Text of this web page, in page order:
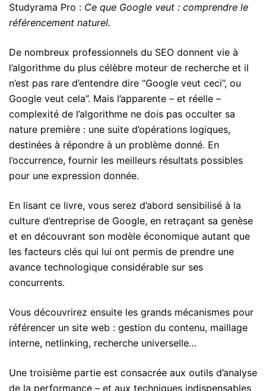
Studyrama Pro : Ce que Google veut : comprendre le
référencement naturel.
De nombreux professionnels du SEO donnent vie à
l’algorithme du plus célèbre moteur de recherche et il
n’est pas rare d’entendre dire “Google veut ceci”, ou
Google veut cela”. Mais l’apparente – et réelle –
complexité de l’algorithme ne dois pas occulter sa
nature première : une suite d’opérations logiques,
destinées à répondre à un problème donné. En
l’occurrence, fournir les meilleurs résultats possibles
pour une expression donnée.
En lisant ce livre, vous serez d’abord sensibilisé à la
culture d’entreprise de Google, en retraçant sa genèse
et en découvrant son modèle économique autant que
les facteurs clés qui lui ont permis de prendre une
avance technologique considérable sur ses
concurrents.
Vous découvrirez ensuite les grands mécanismes pour
référencer un site web : gestion du contenu, maillage
interne, netlinking, recherche universelle…
Une troisième partie est consacrée aux outils d’analyse
de la performance – et aux techniques indispensables